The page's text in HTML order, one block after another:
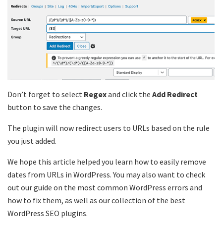
Don’t forget to select Regexand click the Add Redirect
button to save the changes.
The plugin will now redirect users to URLs based on the rule
you just added.
We hope this article helped you learn how to easily remove
dates from URLs in WordPress. You may also want to check
out our guide on the most common WordPress errors and
how to fix them, as well as our collection of the best
WordPress SEO plugins.